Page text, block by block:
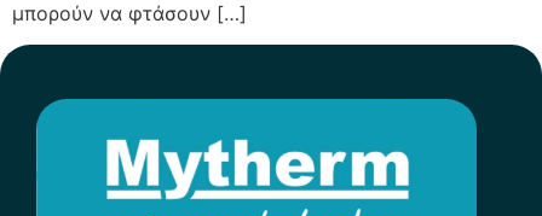
μπορούν να φτάσουν […]